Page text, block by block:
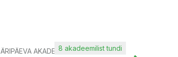
ÄRIPÄEVA AKADEEMIA8 akadeemilist tundi